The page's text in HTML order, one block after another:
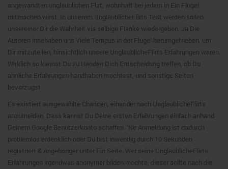
angewandten unglaublichen Flirt, wohnhaft bei jedem in Ein Flugel
mitmachen wirst. In unserem UnglaublicheFlirts Test werden sollen
unsereiner Dir die Wahrheit via selbige Flanke wiedergeben. Ja Die
Autoren innehaben uns Viele Tempus in der Flugel herumgetrieben, um
Dir mitzuteilen, hinsichtlich unsere UnglaublicheFlirts Erfahrungen waren.
Wirklich so kannst Du zu Handen Dich Entscheidung treffen, ob Du
ahnliche Erfahrungen handhaben mochtest, und sonstige Seiten
bevorzugst.
Es existiert ausgewahlte Chancen, einander nach UnglaublicheFlirts
anzumelden. Dass kannst Du Deine ersten Erfahrungen einfach anhand
Deinem Google Benutzerkonto schaffen. ‘Ne Anmeldung ist dadurch
problemlos erdenklich oder Du bist inwendig durch 10 Sekunden
registriert & Angehoriger unter Ein Seite. Wer seine UnglaublicheFlirts
Erfahrungen irgendwas anonymer bilden mochte, dieser sollte nach die